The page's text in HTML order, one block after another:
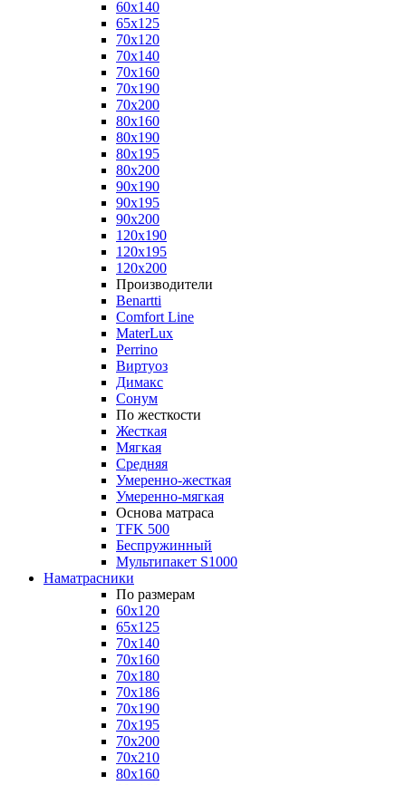
60x140
65x125
70x120
70x140
70x160
70x190
70x200
80x160
80x190
80x195
80x200
90x190
90x195
90x200
120x190
120x195
120x200
Производители
Benartti
Comfort Line
MaterLux
Perrino
Виртуоз
Димакс
Сонум
По жесткости
Жесткая
Мягкая
Средняя
Умеренно-жесткая
Умеренно-мягкая
Основа матраса
TFK 500
Беспружинный
Мультипакет S1000
Наматрасники
По размерам
60x120
65x125
70x140
70x160
70x180
70x186
70x190
70x195
70x200
70x210
80x160